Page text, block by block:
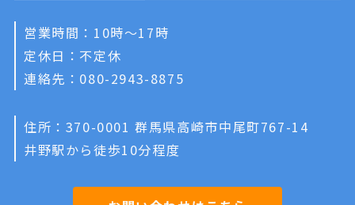
営業時間：10時～17時
定休日：不定休
連絡先：080-2943-8875
住所：370-0001 群馬県高崎市中尾町767-14
井野駅から徒歩10分程度